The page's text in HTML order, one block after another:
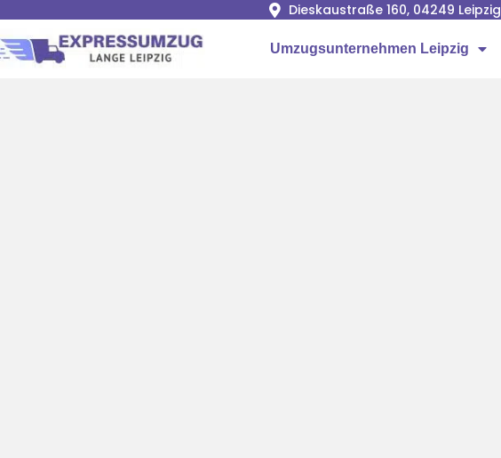
Dieskaustraße 160, 04249 Leipzig
Umzugsunternehmen Leipzig